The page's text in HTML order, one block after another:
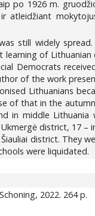
po 1926 m.
atleidžiant
still widely spread.
of Lithuanian
Democrats
of the work
Lithuanians
of that in the
in middle Lithuania
district, 17 –
district. They
were liquidated.
2022. 264 p.